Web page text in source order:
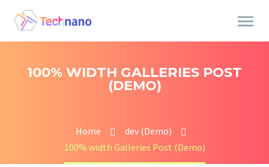
100% WIDTH GALLERIES POST
(DEMO)
Home
dev (Demo)
100% width Galleries Post (Demo)